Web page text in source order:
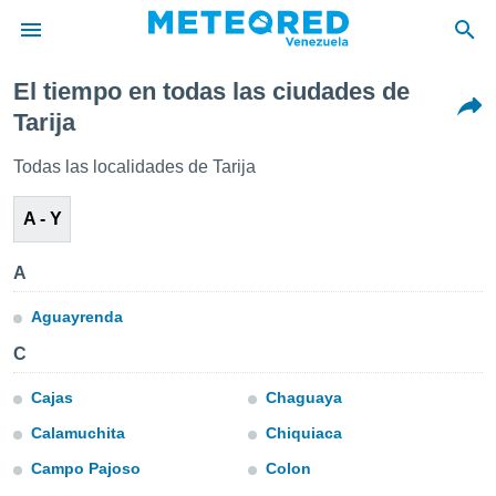
de
ha
por
para
la
calidad.
las
y
forma
digital
basada
El tiempo en todas las ciudades de
Tarija
Todas las localidades de Tarija
A - Y
A
Aguayrenda
C
Cajas
Calamuchita
Campo Pajoso
Chaguaya
Chiquiaca
Colon